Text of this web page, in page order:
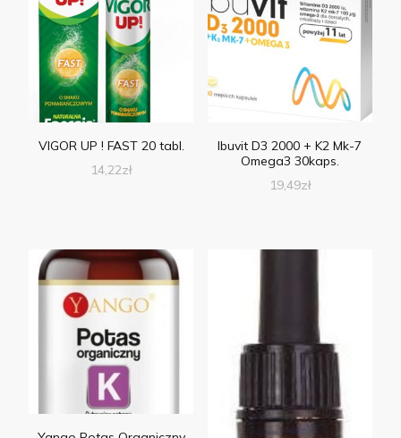
VIGOR UP ! FAST 20 tabl.
14,22zł
Ibuvit D3 2000 + K2 Mk-7
Omega3 30kaps.
19,49zł